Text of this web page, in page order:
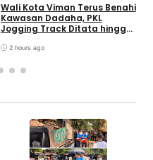
Wali Kota Viman Terus Benahi
Kawasan Dadaha, PKL
Jogging Track Ditata hingga
2 hours ago